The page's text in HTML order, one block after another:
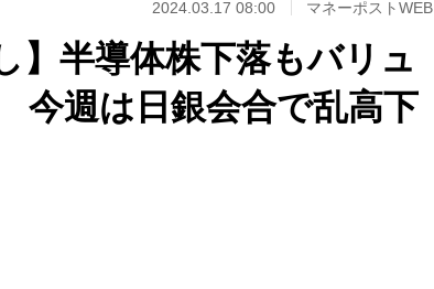
2024.03.17 08:00 マネーポストWEB
】半導体株下落もバリュ
週は日銀会合で乱高下